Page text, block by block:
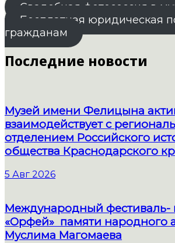
Свадебная фотосессия в
Бесплатная юридическая
гражданам
Последние новости
Музей имени Фелицына
взаимодействует с
отделением Российского
общества Краснодарского
5 Авг 2026
Международный фестиваль-
«Орфей» памяти народного
Муслима Магомаева